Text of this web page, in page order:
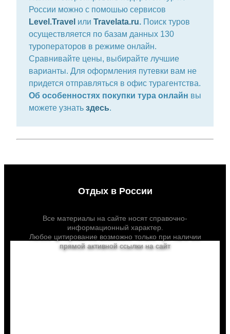
России можно с помошью сервисов
Level.Travel или Travelata.ru. Поиск туров
осуществляется по базам данных 130
туроператоров в режиме онлайн.
Сравнивайте цены, выбирайте лучшие
варианты. Для оформления путевки вам не
придется отправляться в офис турагентства.
Об особенностях покупки тура онлайн вы
можете узнать здесь.
Отдых в России
Все материалы на сайте носят справочно-
информационный характер.
Любое цитирование возможно только при наличии
прямой активной ссылки на сайт